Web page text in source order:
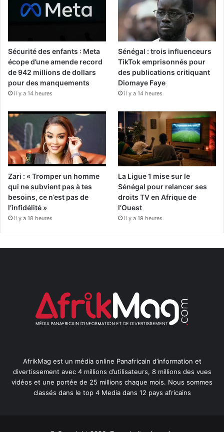
Sécurité des enfants : Meta
écope d’une amende record
de 942 millions de dollars
pour des manquements
il y a 14 heures
Sénégal : trois influenceurs
TikTok emprisonnés pour
des publications critiquant
Diomaye Faye
il y a 14 heures
Zari : « Tromper un homme
qui ne subvient pas à tes
besoins, ce n’est pas de
l’infidélité »
il y a 18 heures
La Ligue 1 mise sur le
Sénégal pour relancer ses
droits TV en Afrique de
l’Ouest
il y a 19 heures
AfrikMag est un média online Panafricain d’information et
divertissement avec 4 millions d’utilisateurs, 8 millions des vues
vidéos et une portée de 25 millions chaque mois. Nous sommes
classés dans le top 4 Media dans 12 pays africains